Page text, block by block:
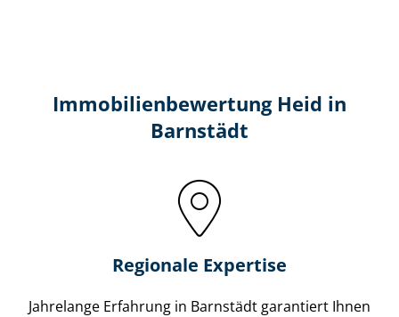
Immobilien­bewertung Heid in
Barnstädt
Regionale Expertise
Jahrelange Erfahrung in Barnstädt garantiert Ihnen